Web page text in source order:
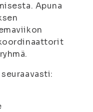
Apuna